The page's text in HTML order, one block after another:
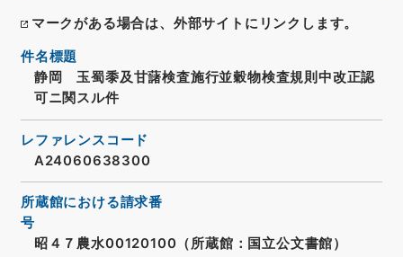
マークがある場合は、外部サイトにリンクします。
件名標題
静岡 玉蜀黍及甘藷検査施行並穀物検査規則中改正認
可ニ関スル件
レファレンスコード
A24060638300
所蔵館における請求番
号
昭４７農水00120100（所蔵館：国立公文書館）